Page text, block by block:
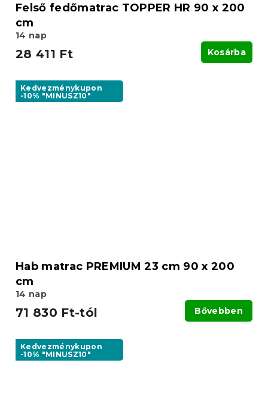
Felső fedőmatrac TOPPER HR 90 x 200
cm
14 nap
28 411 Ft Kosárba
Kedvezménykupon
-10% "MINUSZ10"
Hab matrac PREMIUM 23 cm 90 x 200
cm
14 nap
71 830 Ft-tól Bővebben
Kedvezménykupon
-10% "MINUSZ10"